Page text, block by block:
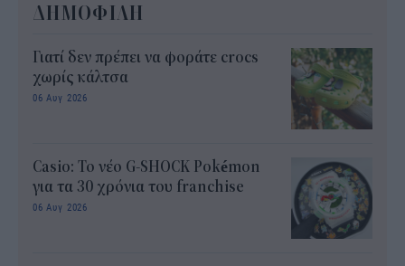
ΔΗΜΟΦΙΛΗ
Γιατί δεν πρέπει να φοράτε crocs
χωρίς κάλτσα
06 Αυγ 2026
Casio: Το νέο G-SHOCK Pokémon
για τα 30 χρόνια του franchise
06 Αυγ 2026